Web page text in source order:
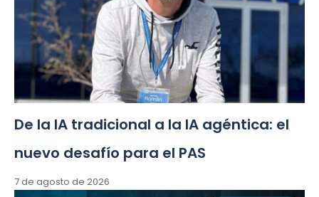
De la IA tradicional a la IA agéntica: el
nuevo desafío para el PAS
7 de agosto de 2026